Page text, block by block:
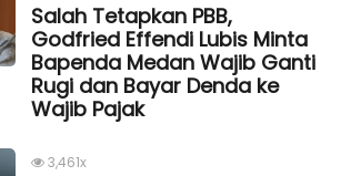
Salah Tetapkan PBB,
Godfried Effendi Lubis Minta
Bapenda Medan Wajib Ganti
Rugi dan Bayar Denda ke
Wajib Pajak
3,461x